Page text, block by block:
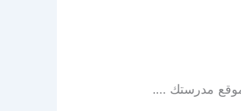
مدرستك ….